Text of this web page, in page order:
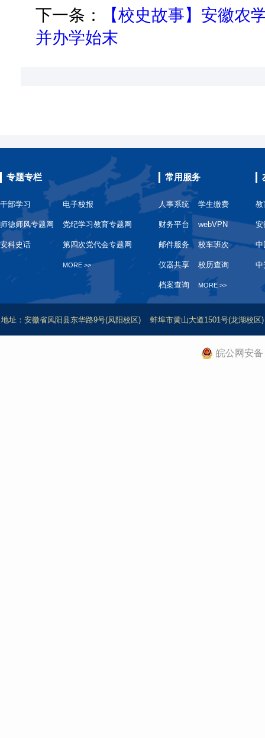
下一条：
【校史故事】安徽农
并办学始末
专题专栏
干部学习
师德师风专题网
安科史话
电子校报
党纪学习教育专题网
第四次党代会专题网
MORE >>
常用服务
人事系统
财务平台
邮件服务
仪器共享
档案查询
学生缴费
webVPN
校车班次
校历查询
MORE >>
教
安
中
中
地址：安徽省凤阳县东华路9号(凤阳校区) 蚌埠市黄山大道1501号(龙湖
皖公网安